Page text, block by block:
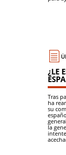
¿LE
Tras
ha
su
la